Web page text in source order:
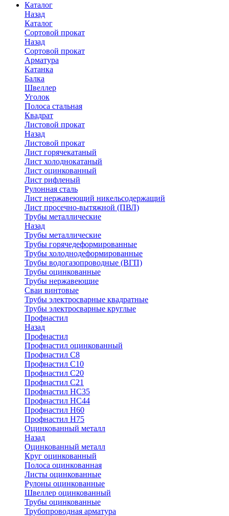
Каталог
Назад
Каталог
Сортовой прокат
Назад
Сортовой прокат
Арматура
Катанка
Балка
Швеллер
Уголок
Полоса стальная
Квадрат
Листовой прокат
Назад
Листовой прокат
Лист горячекатаный
Лист холоднокатаный
Лист оцинкованный
Лист рифленый
Рулонная сталь
Лист нержавеющий никельсодержащий
Лист просечно-вытяжной (ПВЛ)
Трубы металлические
Назад
Трубы металлические
Трубы горячедеформированные
Трубы холоднодеформированные
Трубы водогазопроводные (ВГП)
Трубы оцинкованные
Трубы нержавеющие
Сваи винтовые
Трубы электросварные квадратные
Трубы электросварные круглые
Профнастил
Назад
Профнастил
Профнастил оцинкованный
Профнастил С8
Профнастил С10
Профнастил С20
Профнастил С21
Профнастил НС35
Профнастил НС44
Профнастил Н60
Профнастил Н75
Оцинкованный металл
Назад
Оцинкованный металл
Круг оцинкованный
Полоса оцинкованная
Листы оцинкованные
Рулоны оцинкованные
Швеллер оцинкованный
Трубы оцинкованные
Трубопроводная арматура